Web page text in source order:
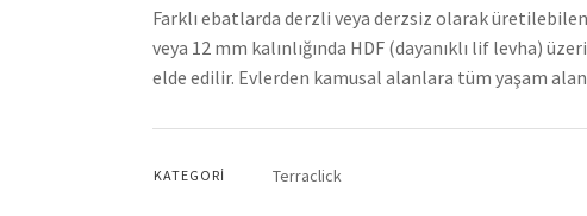
Farklı ebatlarda derzli veya derzsiz olarak
veya 12 mm kalınlığında HDF (dayanıklı lif levha)
elde edilir. Evlerden kamusal alanlara tüm yaşam
KATEGORI Terraclick